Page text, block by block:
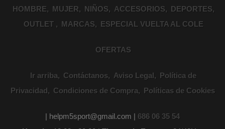
HOMBRE MUJER NIÑOS ACCESORIOS
DEPORTES
OUTLET
MARCAS ESPECIAL VUELTA AL COLE
OFERTAS
Ir arriba Contáctanos Aviso Legal
Política de
Privacidad
Condiciones de Compra Políticas de Cookies
| helpm5sport@gmail.com | 686 06 35 54